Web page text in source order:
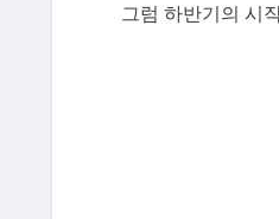
그럼 하반기의 시